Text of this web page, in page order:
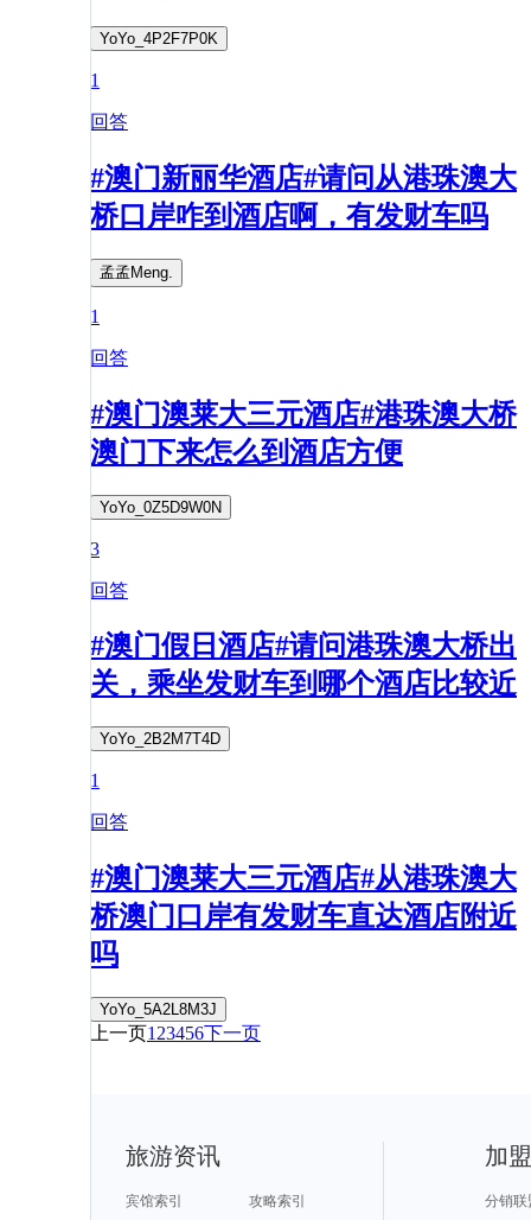
YoYo_4P2F7P0K
1
回答
#澳门新丽华酒店#请问从港珠澳大
桥口岸咋到酒店啊，有发财车吗
孟孟Meng.
1
回答
#澳门澳莱大三元酒店#港珠澳大桥
澳门下来怎么到酒店方便
YoYo_0Z5D9W0N
3
回答
#澳门假日酒店#请问港珠澳大桥出
关，乘坐发财车到哪个酒店比较近
YoYo_2B2M7T4D
1
回答
#澳门澳莱大三元酒店#从港珠澳大
桥澳门口岸有发财车直达酒店附近
吗
YoYo_5A2L8M3J
上一页1 23456下一页
旅游资讯
宾馆索引
攻略索引
加
分销联